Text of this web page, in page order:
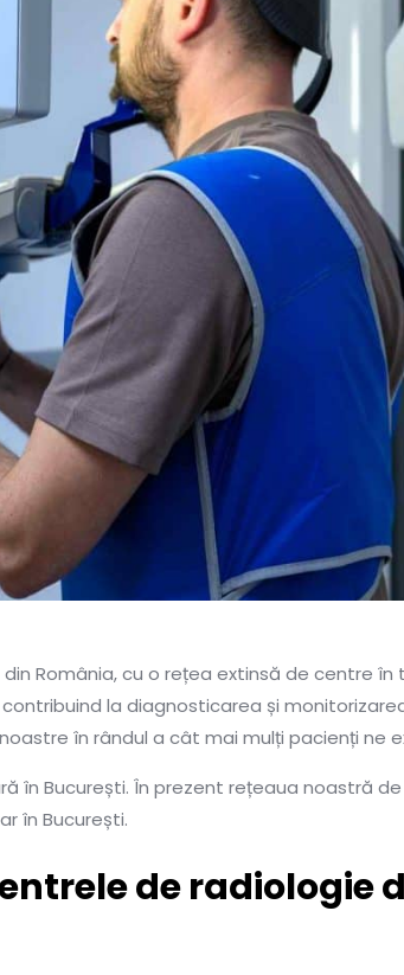
România, cu o rețea extinsă de centre
la diagnosticarea și
în rândul a cât mai mulți pacienți
în București. În prezent rețeaua noastră
în București.
de radiologie